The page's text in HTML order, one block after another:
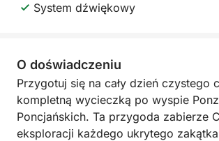
System dźwiękowy
O doświadczeniu
Przygotuj się na cały dzień czystego
kompletną wycieczką po wyspie
Poncjańskich. Ta przygoda zabierze
eksploracji każdego ukrytego